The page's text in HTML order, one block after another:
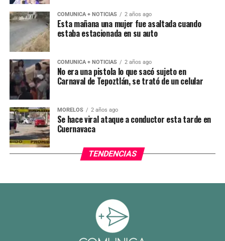
COMUNICA + NOTICIAS 2 años ago
Esta mañana una mujer fue asaltada cuando
estaba estacionada en su auto
COMUNICA + NOTICIAS 2 años ago
No era una pistola lo que sacó sujeto en
Carnaval de Tepoztlán, se trató de un celular
MORELOS 2 años ago
Se hace viral ataque a conductor esta tarde en
Cuernavaca
TENDENCIAS